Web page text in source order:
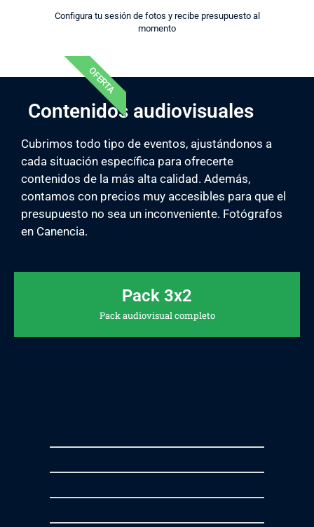
Configura tu sesión de fotos y recibe presupuesto al
momento
OFERTA
Contenidos audiovisuales
Cubrimos todo tipo de eventos, ajustándonos a
cada situación específica para ofrecerte
contenidos de la más alta calidad. Además,
contamos con precios muy accesibles para que el
presupuesto no sea un inconveniente. Fotógrafos
en Canencia.
Pack 3x2
Pack audiovisual completo